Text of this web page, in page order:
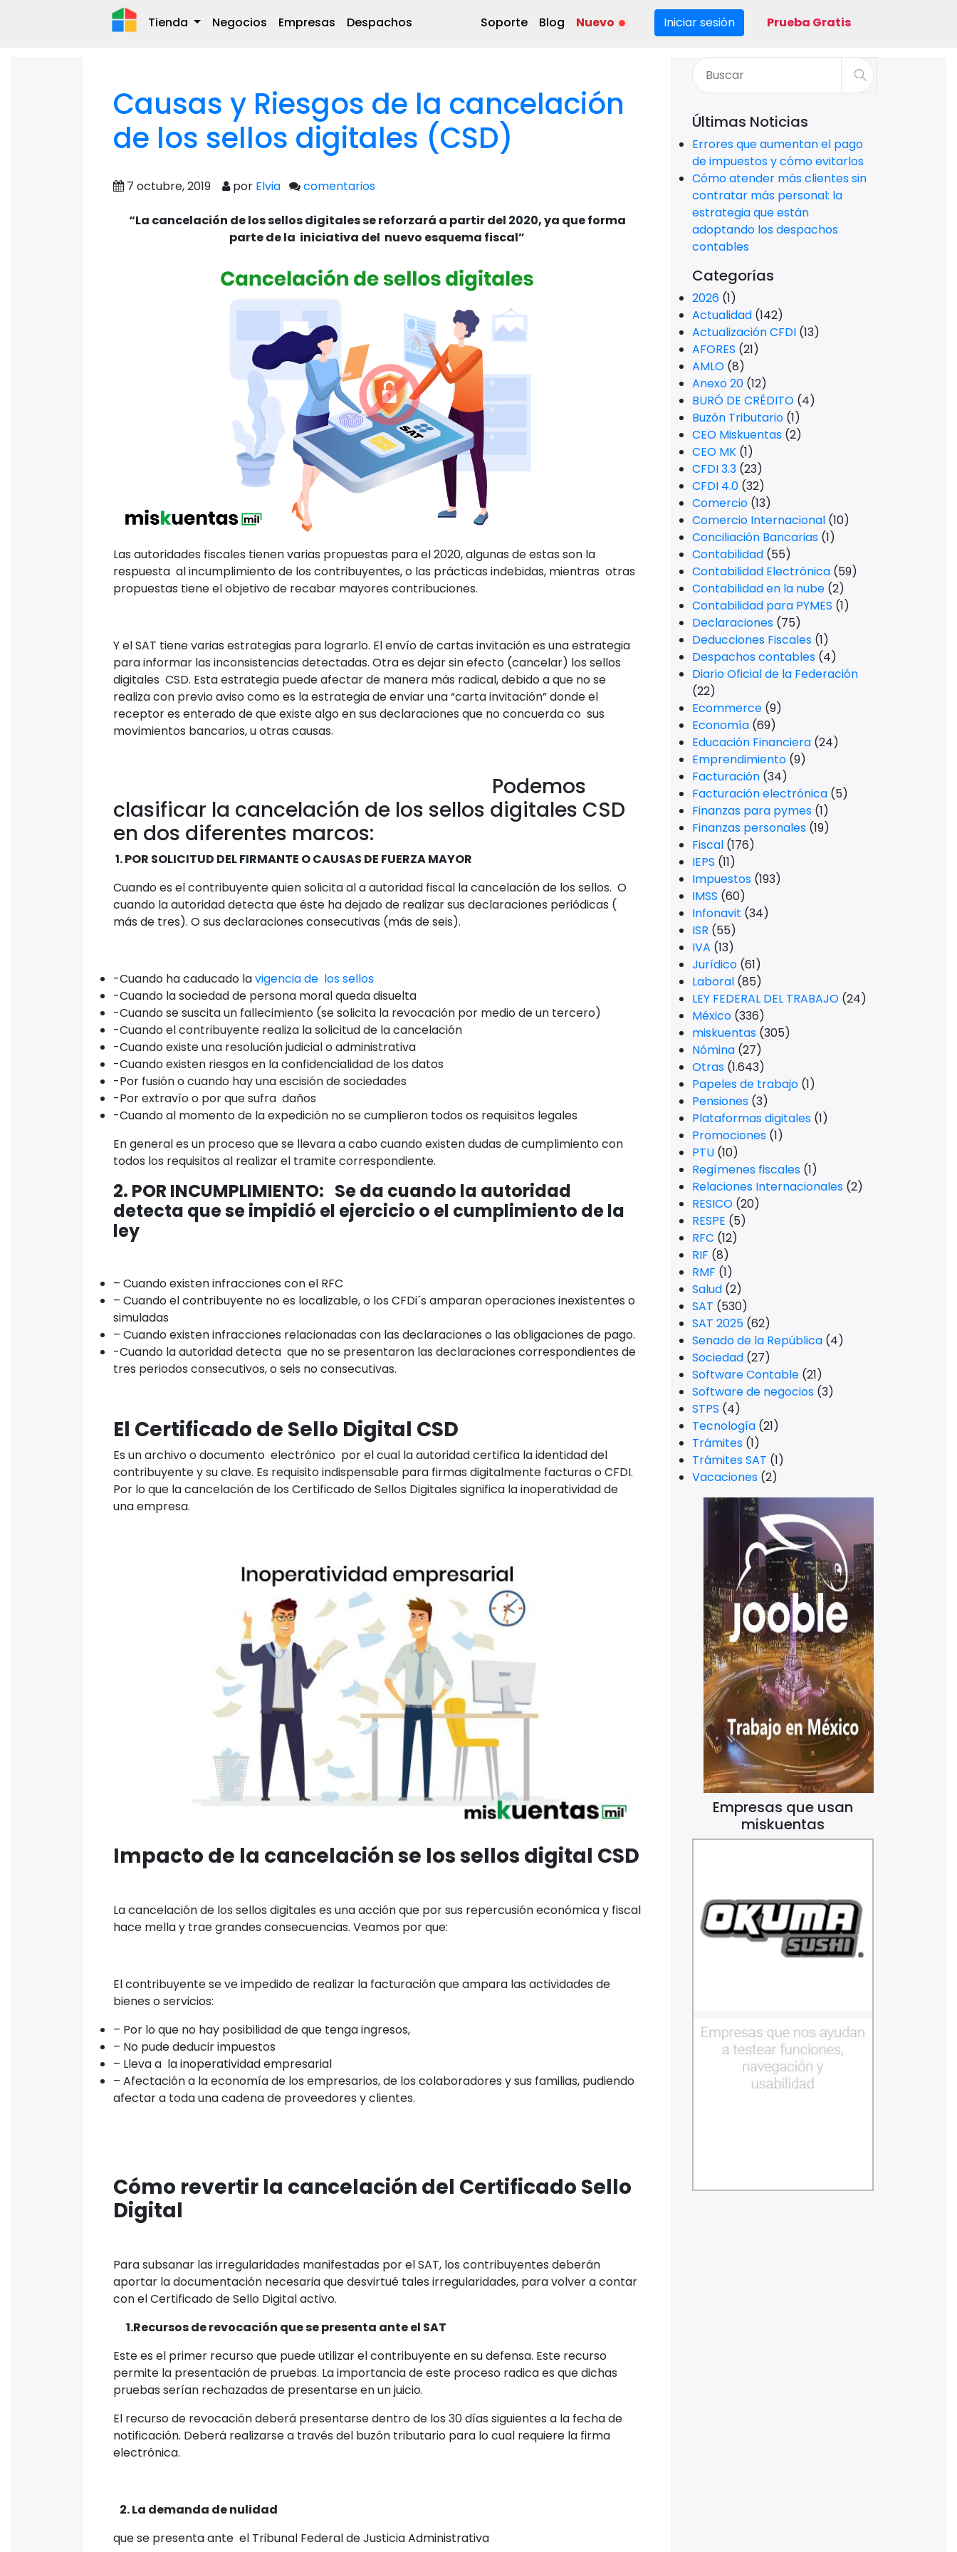
Tienda Negocios Empresas Despachos Soporte Blog Nuevo Iniciar sesión Prueba Gratis
Causas y Riesgos de la cancelación
de los sellos digitales (CSD)
7 octubre, 2019 por Elvia comentarios
“La cancelación de los sellos digitales se reforzará a partir del 2020, ya que forma
parte de la iniciativa del nuevo esquema fiscal”
Las autoridades fiscales tienen varias propuestas para el 2020, algunas de estas son la
respuesta al incumplimiento de los contribuyentes, o las prácticas indebidas, mientras otras
propuestas tiene el objetivo de recabar mayores contribuciones.
Y el SAT tiene varias estrategias para lograrlo. El envío de cartas invitación es una estrategia
para informar las inconsistencias detectadas. Otra es dejar sin efecto (cancelar) los sellos
digitales CSD. Esta estrategia puede afectar de manera más radical, debido a que no se
realiza con previo aviso como es la estrategia de enviar una “carta invitación” donde el
receptor es enterado de que existe algo en sus declaraciones que no concuerda co sus
movimientos bancarios, u otras causas.
Podemos
clasificar la cancelación de los sellos digitales CSD
en dos diferentes marcos:
1.POR SOLICITUD DEL FIRMANTE O CAUSAS DE FUERZA MAYOR
Cuando es el contribuyente quien solicita al a autoridad fiscal la cancelación de los sellos. O
cuando la autoridad detecta que éste ha dejado de realizar sus declaraciones periódicas (
más de tres). O sus declaraciones consecutivas (más de seis).
-Cuando ha caducado lavigencia de los sellos
-Cuando la sociedad de persona moral queda disuelta
-Cuando se suscita un fallecimiento (se solicita la revocación por medio de un tercero)
-Cuando el contribuyente realiza la solicitud de la cancelación
-Cuando existe una resolución judicial o administrativa
-Cuando existen riesgos en la confidencialidad de los datos
-Por fusión o cuando hay una escisión de sociedades
-Por extravío o por que sufra daños
-Cuando al momento de la expedición no se cumplieron todos os requisitos legales
En general es un proceso que se llevara a cabo cuando existen dudas de cumplimiento con
todos los requisitos al realizar el tramite correspondiente.
2. POR INCUMPLIMIENTO: Se da cuando la autoridad
detecta que se impidió el ejercicio o el cumplimiento de la
ley
– Cuando existen infracciones con el RFC
– Cuando el contribuyente no es localizable, o los CFDi´s amparan operaciones inexistentes o
simuladas
– Cuando existen infracciones relacionadas con las declaraciones o las obligaciones de pago.
-Cuando la autoridad detecta que no se presentaron las declaraciones correspondientes de
tres periodos consecutivos, o seis no consecutivas.
El Certificado de Sello Digital CSD
Es un archivo o documento electrónico por el cual la autoridad certifica la identidad del
contribuyente y su clave. Es requisito indispensable para firmas digitalmente facturas o CFDI.
Por lo que la cancelación de los Certificado de Sellos Digitales significa la inoperatividad de
una empresa.
Impacto de la cancelación se los sellos digital CSD
La cancelación de los sellos digitales es una acción que por sus repercusión económica y fiscal
hace mella y trae grandes consecuencias. Veamos por que:
El contribuyente se ve impedido de realizar la facturación que ampara las actividades de
bienes o servicios:
– Por lo que no hay posibilidad de que tenga ingresos,
– No pude deducir impuestos
– Lleva a la inoperatividad empresarial
– Afectación a la economía de los empresarios, de los colaboradores y sus familias, pudiendo
afectar a toda una cadena de proveedores y clientes.
Cómo revertir la cancelación del Certificado Sello
Digital
Para subsanar las irregularidades manifestadas por el SAT, los contribuyentes deberán
aportar la documentación necesaria que desvirtué tales irregularidades, para volver a contar
con el Certificado de Sello Digital activo.
1.Recursos de revocación que se presenta ante el SAT
Este es el primer recurso que puede utilizar el contribuyente en su defensa. Este recurso
permite la presentación de pruebas. La importancia de este proceso radica es que dichas
pruebas serían rechazadas de presentarse en un juicio.
El recurso de revocación deberá presentarse dentro de los 30 días siguientes a la fecha de
notificación. Deberá realizarse a través del buzón tributario para lo cual requiere la firma
electrónica.
2. La demanda de nulidad
que se presenta ante el Tribunal Federal de Justicia Administrativa
Últimas Noticias
Errores que aumentan el pago
de impuestos y cómo evitarlos
Cómo atender más clientes sin
contratar más personal: la
estrategia que están
adoptando los despachos
contables
Categorías
2026 (1)
Actualidad (142)
Actualización CFDI (13)
AFORES (21)
AMLO (8)
Anexo 20 (12)
BURÓ DE CRÉDITO (4)
Buzón Tributario (1)
CEO Miskuentas (2)
CEO MK (1)
CFDI 3.3 (23)
CFDI 4.0 (32)
Comercio (13)
Comercio Internacional (10)
Conciliación Bancarias (1)
Contabilidad (55)
Contabilidad Electrónica (59)
Contabilidad en la nube (2)
Contabilidad para PYMES (1)
Declaraciones (75)
Deducciones Fiscales (1)
Despachos contables (4)
Diario Oficial de la Federación
(22)
Ecommerce (9)
Economía (69)
Educación Financiera (24)
Emprendimiento (9)
Facturación (34)
Facturación electrónica (5)
Finanzas para pymes (1)
Finanzas personales (19)
Fiscal (176)
IEPS (11)
Impuestos (193)
IMSS (60)
Infonavit (34)
ISR (55)
IVA (13)
Jurídico (61)
Laboral (85)
LEY FEDERAL DEL TRABAJO (24)
México (336)
miskuentas (305)
Nómina (27)
Otras (1.643)
Papeles de trabajo (1)
Pensiones (3)
Plataformas digitales (1)
Promociones (1)
PTU (10)
Regímenes fiscales (1)
Relaciones Internacionales (2)
RESICO (20)
RESPE (5)
RFC (12)
RIF (8)
RMF (1)
Salud (2)
SAT (530)
SAT 2025 (62)
Senado de la República (4)
Sociedad (27)
Software Contable (21)
Software de negocios (3)
STPS (4)
Tecnología (21)
Trámites (1)
Trámites SAT (1)
Vacaciones (2)
Empresas que usan
miskuentas